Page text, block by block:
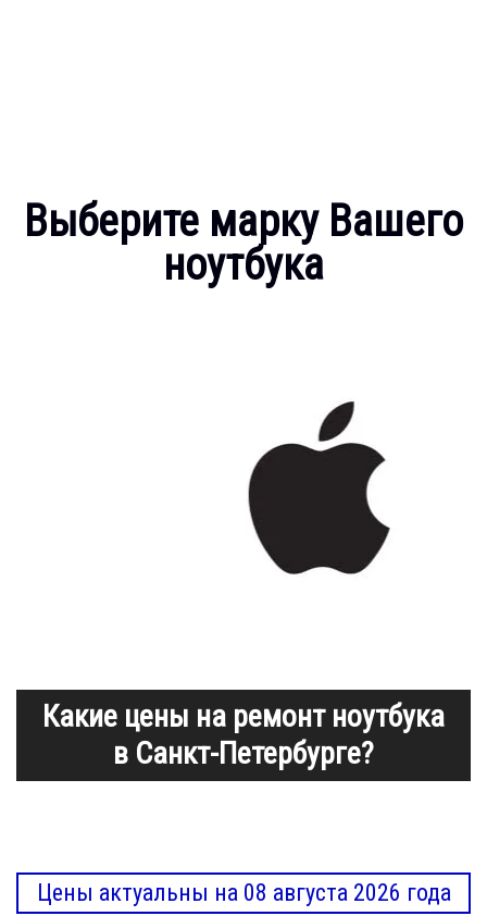
Выберите марку Вашего
ноутбука
Какие цены на ремонт ноутбука
в Санкт-Петербурге?
Цены актуальны на 08 августа 2026 года